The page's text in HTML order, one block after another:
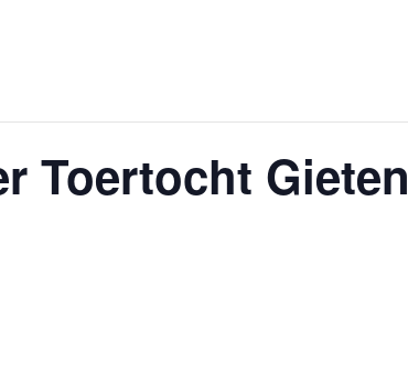
Toertocht Gieten